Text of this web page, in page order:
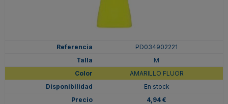
PD034902221
M
AMARILLO FLUOR
En stock
4,94 €